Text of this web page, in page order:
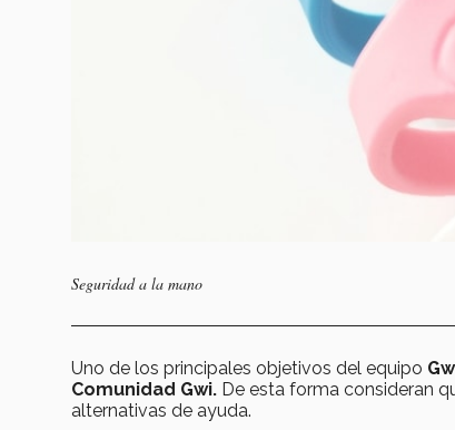
Seguridad a la mano
Uno de los principales objetivos del equipo
Comunidad Gwi. De esta forma consideran
alternativas de ayuda.